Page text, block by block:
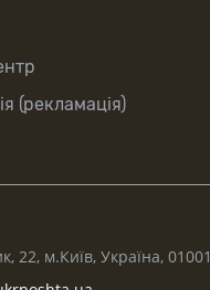
(рекламація)
22, м.Київ, Україна, 01001